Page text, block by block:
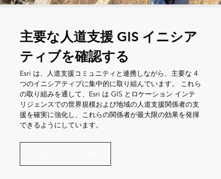
主要な人道支援 GIS イニシア
ティブを確認する
Esri は、人道支援コミュニティと連携しながら、主要な 4
つのイニシアティブに集中的に取り組んでいます。 これら
の取り組みを通して、Esri は GIS とロケーション インテ
リジェンスでの世界規模および地域の人道支援関係者の支
援を確実に強化し、これらの関係者が最大限の効果を発揮
できるようにしています。